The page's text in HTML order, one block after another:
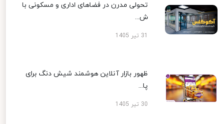
تحولی مدرن در فضاهای اداری و مسکونی با
ش...
ظهور بازار آنلاین هوشمند شیش دنگ برای
پا...
30 تیر 1405